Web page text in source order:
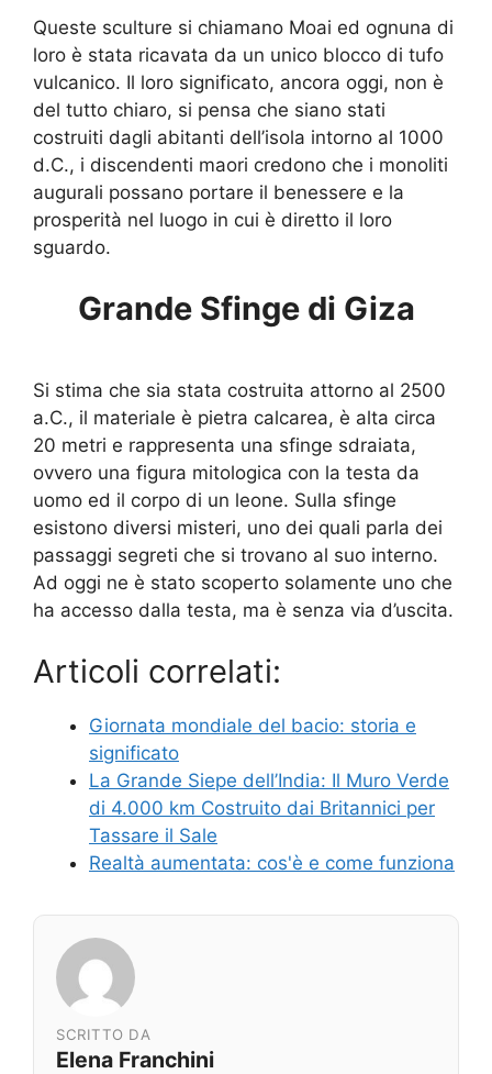
Queste sculture si chiamano Moai ed ognuna di
loro è stata ricavata da un unico blocco di tufo
vulcanico. Il loro significato, ancora oggi, non è
del tutto chiaro, si pensa che siano stati
costruiti dagli abitanti dell’isola intorno al 1000
d.C., i discendenti maori credono che i monoliti
augurali possano portare il benessere e la
prosperità nel luogo in cui è diretto il loro
sguardo.
Grande Sfinge di Giza
Si stima che sia stata costruita attorno al 2500
a.C., il materiale è pietra calcarea, è alta circa
20 metri e rappresenta una sfinge sdraiata,
ovvero una figura mitologica con la testa da
uomo ed il corpo di un leone. Sulla sfinge
esistono diversi misteri, uno dei quali parla dei
passaggi segreti che si trovano al suo interno.
Ad oggi ne è stato scoperto solamente uno che
ha accesso dalla testa, ma è senza via d’uscita.
Articoli correlati:
Giornata mondiale del bacio: storia e
significato
La Grande Siepe dell’India: Il Muro Verde
di 4.000 km Costruito dai Britannici per
Tassare il Sale
Realtà aumentata: cos'è e come funziona
SCRITTO DA
Elena Franchini